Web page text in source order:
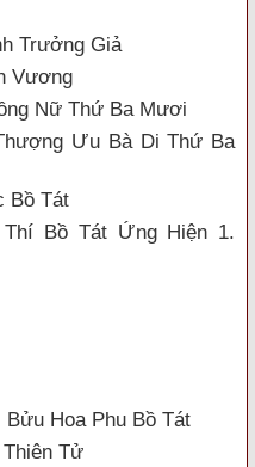
Trưởng Giả
Vương
Nữ Thứ Ba Mươi
Ưu Bà Di Thứ Ba
Bồ Tát
Bồ Tát Ứng Hiện 1.
Hoa Phu Bồ Tát
Tử